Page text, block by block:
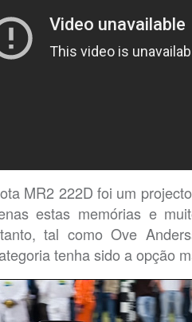
MR2 222D foi um
estas memórias e
tal como Ove
tenha sido a opção